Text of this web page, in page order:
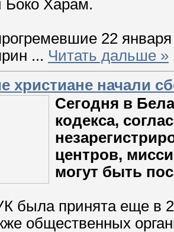
Боко Харам.
22
... Читать дальше »
христиане начали
Сегодня в
кодекса,
центров,
могут быть
была принята еще в
общественных